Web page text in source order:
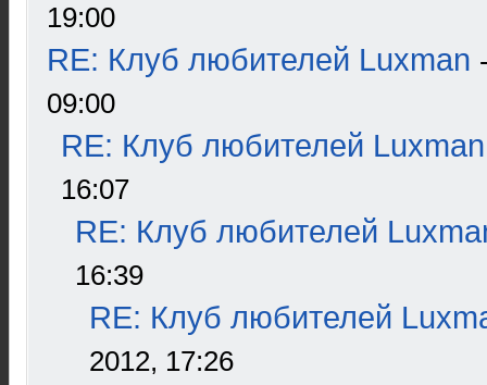
19:00
RE: Клуб любителей Luxman
09:00
RE: Клуб любителей Luxman
16:07
RE: Клуб любителей
16:39
RE: Клуб любителей
2012, 17:26